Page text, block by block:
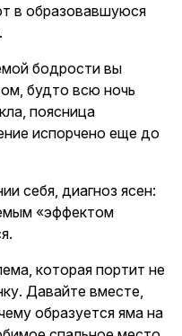
в образовавшуюся
бодрости вы
будто всю ночь
поясница
испорчено еще до
себя, диагноз ясен:
«эффектом
которая портит не
Давайте вместе,
образуется яма на